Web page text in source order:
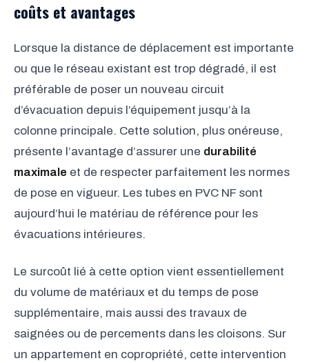
coûts et avantages
Lorsque la distance de déplacement est importante
ou que le réseau existant est trop dégradé, il est
préférable de poser un nouveau circuit
d’évacuation depuis l’équipement jusqu’à la
colonne principale. Cette solution, plus onéreuse,
présente l’avantage d’assurer une durabilité
maximale et de respecter parfaitement les normes
de pose en vigueur. Les tubes en PVC NF sont
aujourd’hui le matériau de référence pour les
évacuations intérieures.
Le surcoût lié à cette option vient essentiellement
du volume de matériaux et du temps de pose
supplémentaire, mais aussi des travaux de
saignées ou de percements dans les cloisons. Sur
un appartement en copropriété, cette intervention